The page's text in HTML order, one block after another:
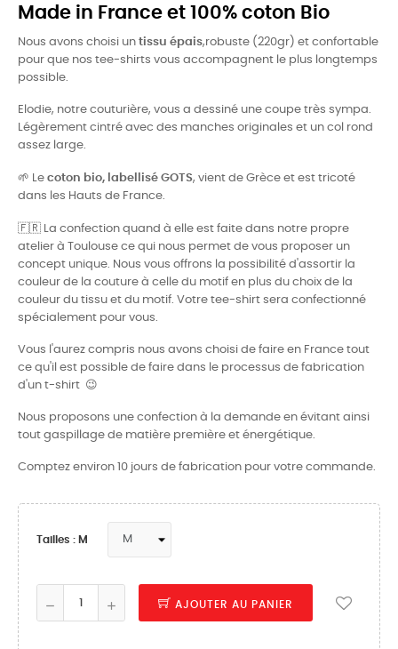
Made in France et 100% coton Bio
Nous avons choisi un tissu épais,robuste (220gr) et confortable
pour que nos tee-shirts vous accompagnent le plus longtemps
possible.
Elodie, notre couturière, vous a dessiné une coupe très sympa.
Légèrement cintré avec des manches originales et un col rond
assez large.
🌱 Le coton bio, labellisé GOTS, vient de Grèce et est tricoté
dans les Hauts de France.
🇫🇷 La confection quand à elle est faite dans notre propre
atelier à Toulouse ce qui nous permet de vous proposer un
concept unique. Nous vous offrons la possibilité d'assortir la
couleur de la couture à celle du motif en plus du choix de la
couleur du tissu et du motif. Votre tee-shirt sera confectionné
spécialement pour vous.
Vous l'aurez compris nous avons choisi de faire en France tout
ce qu'il est possible de faire dans le processus de fabrication
d'un t-shirt 😉
Nous proposons une confection à la demande en évitant ainsi
tout gaspillage de matière première et énergétique.
Comptez environ 10 jours de fabrication pour votre commande.
Tailles : M
AJOUTER AU PANIER